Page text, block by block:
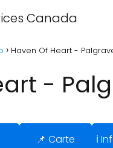
Canada
Haven Of Heart -
-
📌 Carte ℹ️